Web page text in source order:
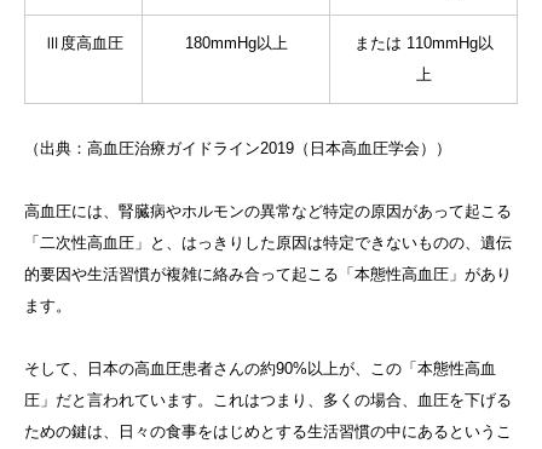
Ⅲ度高血圧 180mmHg以上
または 110mmHg以
上
（出典：高血圧治療ガイドライン2019（日本高血圧学会））
高血圧には、腎臓病やホルモンの異常など特定の原因があって起こる
「二次性高血圧」と、はっきりした原因は特定できないものの、遺伝
的要因や生活習慣が複雑に絡み合って起こる「本態性高血圧」があり
ます。
そして、日本の高血圧患者さんの約90%以上が、この「本態性高血
圧」だと言われています。これはつまり、多くの場合、血圧を下げる
ための鍵は、日々の食事をはじめとする生活習慣の中にあるというこ